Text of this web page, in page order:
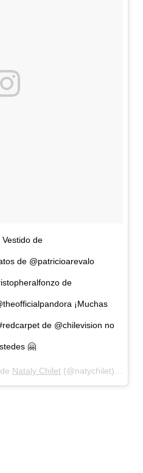
Vestido de
de @patricioarevalo
de
¡Muchas
de @chilevision no
🤗
Nataly Chilet (@natychilet) el